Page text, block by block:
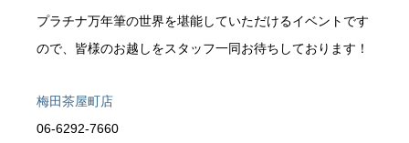
プラチナ万年筆の世界を堪能していただけるイベントです
ので、皆様のお越しをスタッフ一同お待ちしております！
梅田茶屋町店
06-6292-7660